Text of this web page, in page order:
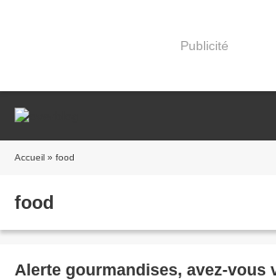
Publicité
Accueil » food
food
Alerte gourmandises, avez-vous